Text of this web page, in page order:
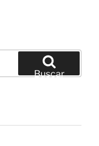
Buscar